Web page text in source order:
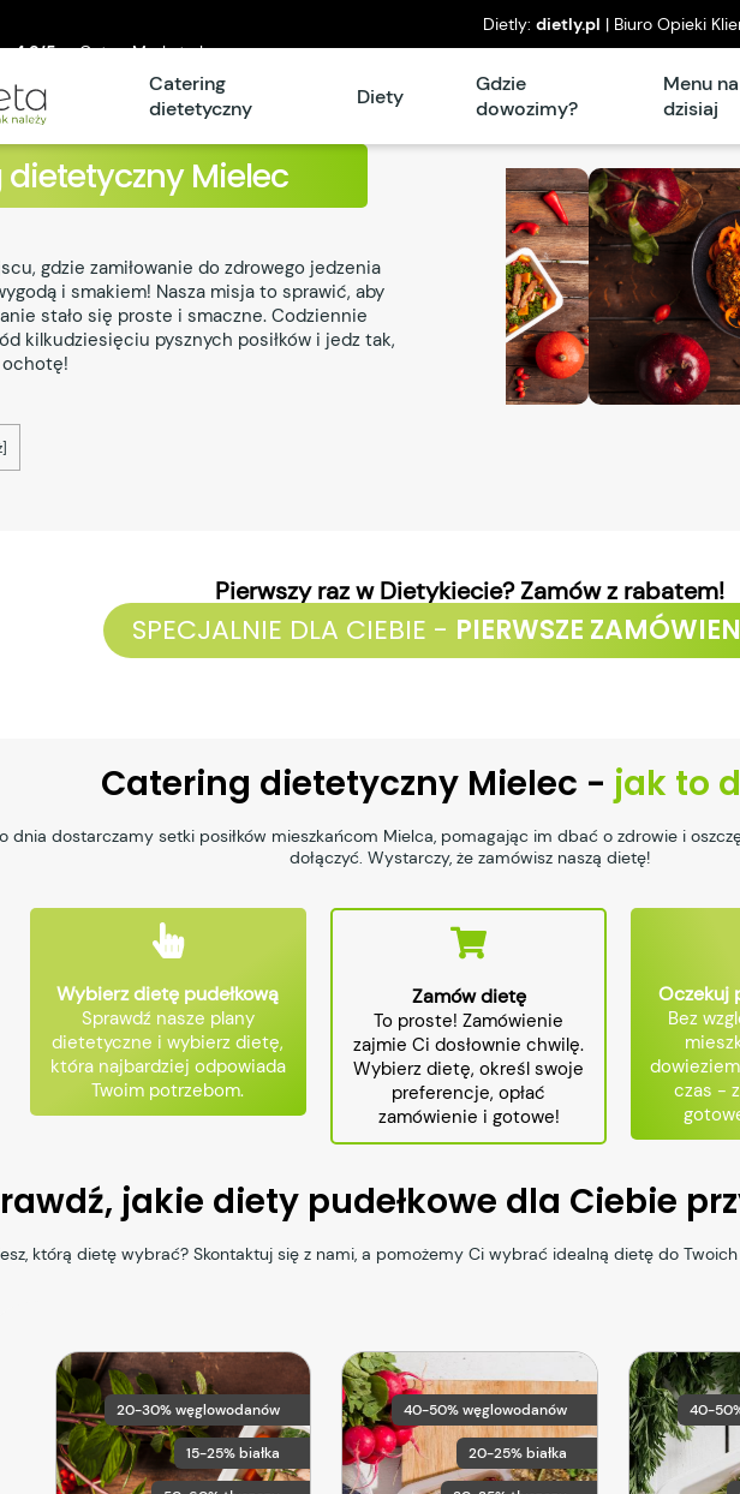
4.9/5w CateroMarket.pl
Dietly: dietly.pl | Biuro Opieki
piątek: 8°° – 16°°
Catering
dietetyczny
Diety
Gdzie
dowozimy?
Menu na
dzisiaj
Mielec
gdzie zamiłowanie do zdrowego jedzenia
i smakiem! Nasza misja to sprawić, aby
stało się proste i smaczne. Codziennie
kilkudziesięciu pysznych posiłków i jedz tak,
ochotę!
]
Pierwszy raz w Dietykiecie? Zamów z rabatem!
SPECJALNIE DLA CIEBIE - PIERWSZE
Catering dietetyczny Mielec - jak to
dnia dostarczamy setki posiłków mieszkańcom Mielca, pomagając im dbać o zdrowie i
dołączyć. Wystarczy, że zamówisz naszą dietę!
Wybierz dietę pudełkową
Sprawdź nasze plany
dietetyczne i wybierz dietę,
która najbardziej odpowiada
Twoim potrzebom.
Zamów dietę
To proste! Zamówienie
zajmie Ci dosłownie chwilę.
Wybierz dietę, określ swoje
preferencje, opłać
zamówienie i gotowe!
Oczekuj
Bez
czas -
jakie diety pudełkowe dla Ciebie
którą dietę wybrać? Skontaktuj się z nami, a pomożemy Ci wybrać idealną dietę do
20-30% węglowodanów
15-25% białka
40-50% węglowodanów
20-25% białka
40-